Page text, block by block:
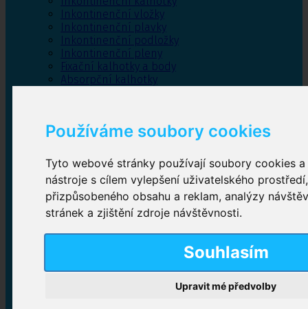
Používáme soubory cookies
Tyto webové stránky používají soubory cookies
nástroje s cílem vylepšení uživatelského
přizpůsobeného obsahu a reklam, analýzy
stránek a zjištění zdroje návštěvnosti.
Souhlasím
Upravit mé předvolby
Inkontinenční vložky
Inkontinenční plavky
Inkontinenční podložky
Inkontinenční pleny
Fixační kalhotky a body
Absorpční kalhotky
Inkontinenční kalhotky
Plenkové kalhotky navlékací,Plenkové kalhotky
zalepovací,Inkontinenční kalhotky dámské
Inkontinenční vložky